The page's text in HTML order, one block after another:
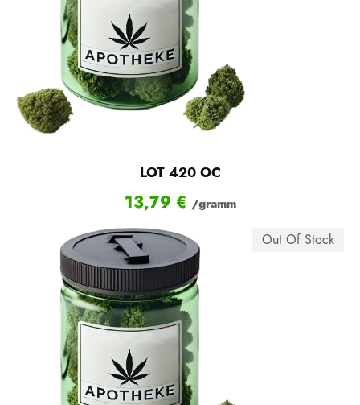
LOT 420 OC
13,79 € /gramm
Out Of Stock